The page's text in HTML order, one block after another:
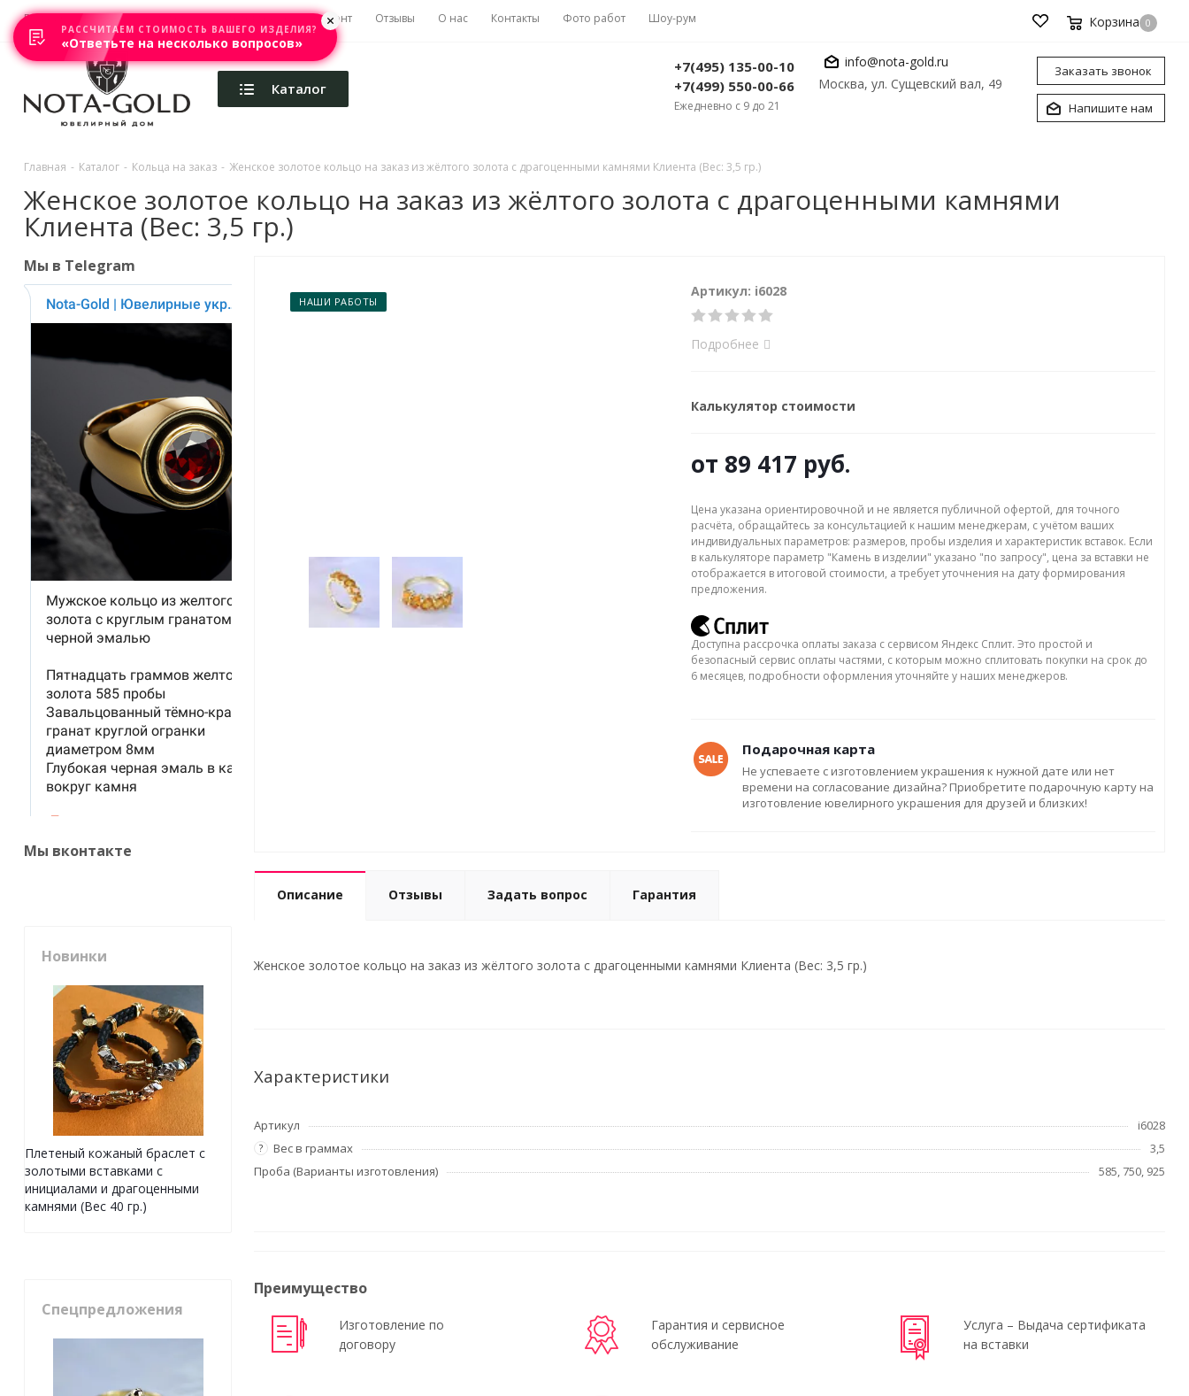
Главная Акции Каталоги Изготовление Ремонт Отзывы О нас Контакты Фото работ Шоу-рум Корзина 0
Каталог
+7(495) 135-00-10
+7(499) 550-00-66
Ежедневно с 9 до 21
info@nota-gold.ru
Москва, ул. Сущевский вал, 49
Заказать звонок
Напишите нам
Главная - Каталог - Кольца на заказ - Женское золотое кольцо на заказ из жёлтого золота с драгоценными камнями Клиента (Вес: 3,5 гр.)
Женское золотое кольцо на заказ из жёлтого золота с драгоценными камнями
Клиента (Вес: 3,5 гр.)
НАШИ РАБОТЫ
Артикул: i6028
Подробнее
Калькулятор стоимости
от 89 417 руб.
Цена указана ориентировочной и не является публичной офертой, для точного
расчёта, обращайтесь за консультацией к нашим менеджерам, с учётом ваших
индивидуальных параметров: размеров, пробы изделия и характеристик вставок. Если
в калькуляторе параметр "Камень в изделии" указано "по запросу", цена за вставки не
отображается в итоговой стоимости, а требует уточнения на дату формирования
предложения.
Доступна рассрочка оплаты заказа с сервисом Яндекс Сплит. Это простой и
безопасный сервис оплаты частями, с которым можно сплитовать покупки на срок до
6 месяцев, подробности оформления уточняйте у наших менеджеров.
Подарочная карта
Не успеваете с изготовлением украшения к нужной дате или нет
времени на согласование дизайна? Приобретите подарочную карту на
изготовление ювелирного украшения для друзей и близких!
Описание Отзывы Задать вопрос Гарантия
Женское золотое кольцо на заказ из жёлтого золота с драгоценными камнями Клиента (Вес: 3,5 гр.)
Характеристики
Артикул i6028
? Вес в граммах
3,5
Проба (Варианты изготовления)
585, 750, 925
Преимущество
Изготовление по
договору
Гарантия и сервисное
обслуживание
Услуга – Выдача сертификата
на вставки
Мы в Telegram
Мы вконтакте
Новинки
Плетеный кожаный браслет с
золотыми вставками с
инициалами и драгоценными
камнями (Вес 40 гр.)
Спецпредложения
РАССЧИТАЕМ СТОИМОСТЬ ВАШЕГО ИЗДЕЛИЯ?
«Ответьте на несколько вопросов»